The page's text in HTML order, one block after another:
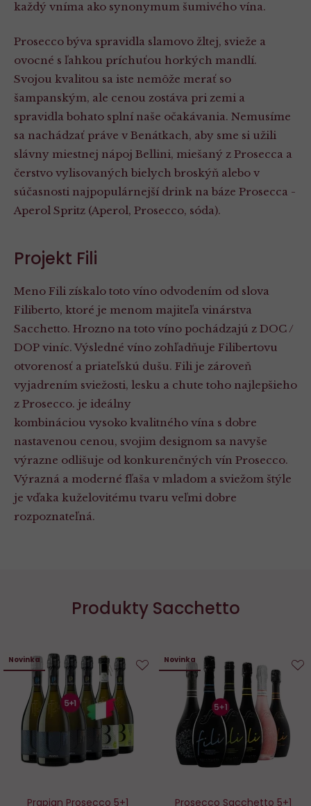
každý vníma ako synonymum šumivého vína.
Prosecco býva spravidla slamovo žltej, svieže a
ovocné s ľahkou príchuťou horkých mandlí.
Svojou kvalitou sa iste nemôže merať so
šampanským, ale cenou zostáva pri zemi a
spravidla bohato splní naše očakávania. Nemusíme
sa nachádzať práve v Benátkach, aby sme si užili
slávny miestnej nápoj Bellini, miešaný z Prosecca a
čerstvo vylisovaných bielych broskýň alebo v
súčasnosti najpopulárnejší drink na báze Prosecca -
Aperol Spritz (Aperol, Prosecco, sóda).
Projekt Fili
Meno Fili získalo toto víno odvodením od slova
Filiberto, ktoré je menom majiteľa vinárstva
Sacchetto. Hrozno na toto víno pochádzajú z DOC /
DOP viníc. Výsledné víno zohľadňuje Filibertovu
otvorenosť a priateľskú dušu. Fili je zároveň
vyjadrením sviežosti, lesku a chute toho najlepšieho
z Prosecco. je ideálny
kombináciou vysoko kvalitného vína s dobre
nastavenou cenou, svojim designom sa navyše
výrazne odlišuje od konkurenčných vín Prosecco.
Výrazná a moderné fľaša v mladom a sviežom štýle
je vďaka kuželovitému tvaru veľmi dobre
rozpoznateľná.
Produkty Sacchetto
Novinka
Prapian Prosecco 5+1
obľúbených
Novinka
Prosecco Sacchetto 5+1